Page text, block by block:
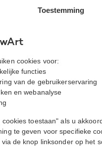
SCHILDERIJ –
295.00€
160 x 60 cm
Toestemming
cookies voor:
functies
van de gebruikerservaring
en webanalyse
cookies toestaan" als u
te geven voor specifieke
via de knop linksonder op het